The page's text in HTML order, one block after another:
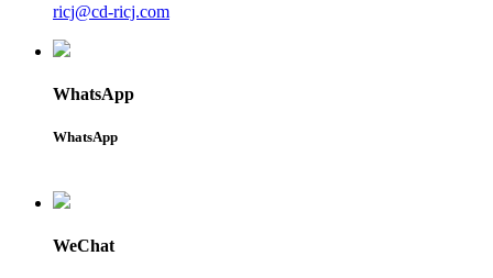
ricj@cd-ricj.com
WhatsApp
WhatsApp
WeChat